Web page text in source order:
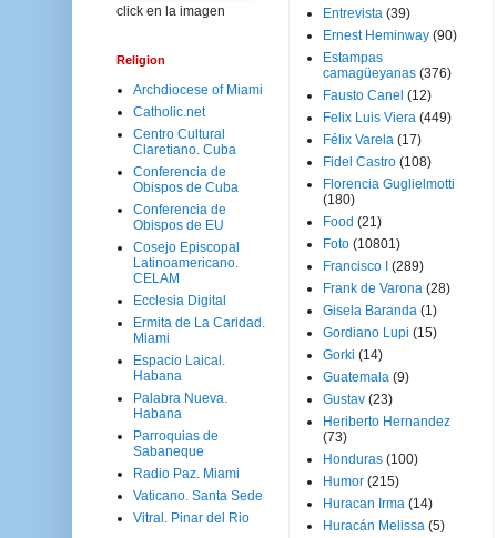
click en la imagen
Religion
Archdiocese of Miami
Catholic.net
Centro Cultural
Claretiano. Cuba
Conferencia de
Obispos de Cuba
Conferencia de
Obispos de EU
Cosejo Episcopal
Latinoamericano.
CELAM
Ecclesia Digital
Ermita de La Caridad.
Miami
Espacio Laical.
Habana
Palabra Nueva.
Habana
Parroquias de
Sabaneque
Radio Paz. Miami
Vaticano. Santa Sede
Vitral. Pinar del Rio
Entrevista (39)
Ernest Heminway (90)
Estampas
camagüeyanas (376)
Fausto Canel (12)
Felix Luis Viera (449)
Félix Varela (17)
Fidel Castro (108)
Florencia Guglielmotti
(180)
Food (21)
Foto (10801)
Francisco I
(289)
Frank de Varona (28)
Gisela Baranda (1)
Gordiano Lupi (15)
Gorki (14)
Guatemala (9)
Gustav (23)
Heriberto Hernandez
(73)
Honduras (100)
Humor (215)
Huracan Irma (14)
Huracán Melissa (5)